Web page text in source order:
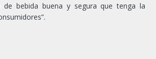
de bebida buena y segura que tenga la